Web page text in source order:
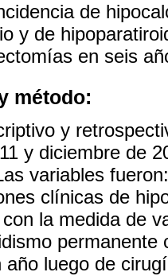
de
y de
en seis
método:
y
y diciembre de
variables
clínicas de
la medida de
año luego de